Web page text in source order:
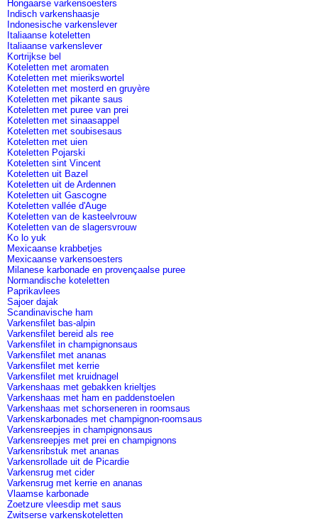
Hongaarse varkensoesters
Indisch varkenshaasje
Indonesische varkenslever
Italiaanse koteletten
Italiaanse varkenslever
Kortrijkse bel
Koteletten met aromaten
Koteletten met mierikswortel
Koteletten met mosterd en gruyère
Koteletten met pikante saus
Koteletten met puree van prei
Koteletten met sinaasappel
Koteletten met soubisesaus
Koteletten met uien
Koteletten Pojarski
Koteletten sint Vincent
Koteletten uit Bazel
Koteletten uit de Ardennen
Koteletten uit Gascogne
Koteletten vallée d'Auge
Koteletten van de kasteelvrouw
Koteletten van de slagersvrouw
Ko lo yuk
Mexicaanse krabbetjes
Mexicaanse varkensoesters
Milanese karbonade en provençaalse puree
Normandische koteletten
Paprikavlees
Sajoer dajak
Scandinavische ham
Varkensfilet bas-alpin
Varkensfilet bereid als ree
Varkensfilet in champignonsaus
Varkensfilet met ananas
Varkensfilet met kerrie
Varkensfilet met kruidnagel
Varkenshaas met gebakken krieltjes
Varkenshaas met ham en paddenstoelen
Varkenshaas met schorseneren in roomsaus
Varkenskarbonades met champignon-roomsaus
Varkensreepjes in champignonsaus
Varkensreepjes met prei en champignons
Varkensribstuk met ananas
Varkensrollade uit de Picardie
Varkensrug met cider
Varkensrug met kerrie en ananas
Vlaamse karbonade
Zoetzure vleesdip met saus
Zwitserse varkenskoteletten